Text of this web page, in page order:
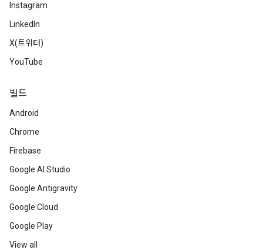
Instagram
LinkedIn
X(트위터)
YouTube
빌드
Android
Chrome
Firebase
Google AI Studio
Google Antigravity
Google Cloud
Google Play
View all